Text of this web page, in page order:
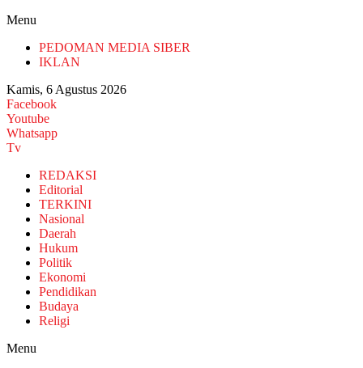
Menu
PEDOMAN MEDIA SIBER
IKLAN
Kamis, 6 Agustus 2026
Facebook
Youtube
Whatsapp
Tv
REDAKSI
Editorial
TERKINI
Nasional
Daerah
Hukum
Politik
Ekonomi
Pendidikan
Budaya
Religi
Menu